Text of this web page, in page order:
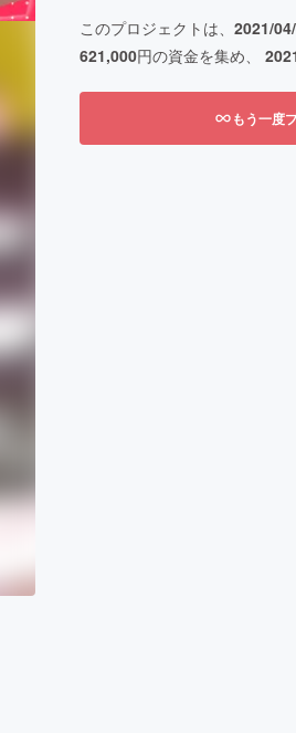
このプロジェクトは、 2021/
621,000円の資金を集め、
もう一度